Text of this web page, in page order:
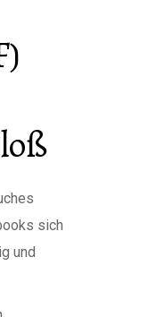
sich
und